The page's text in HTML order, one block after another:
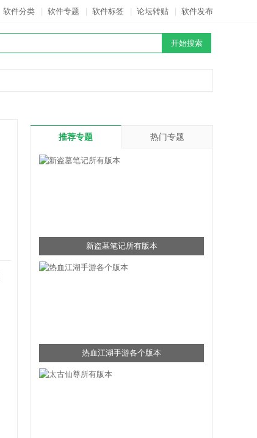
软件分类 软件专题 软件标签 论坛转贴 软件发布
推荐专题 热门专题
新盗墓笔记所有版本
热血江湖手游各个版本